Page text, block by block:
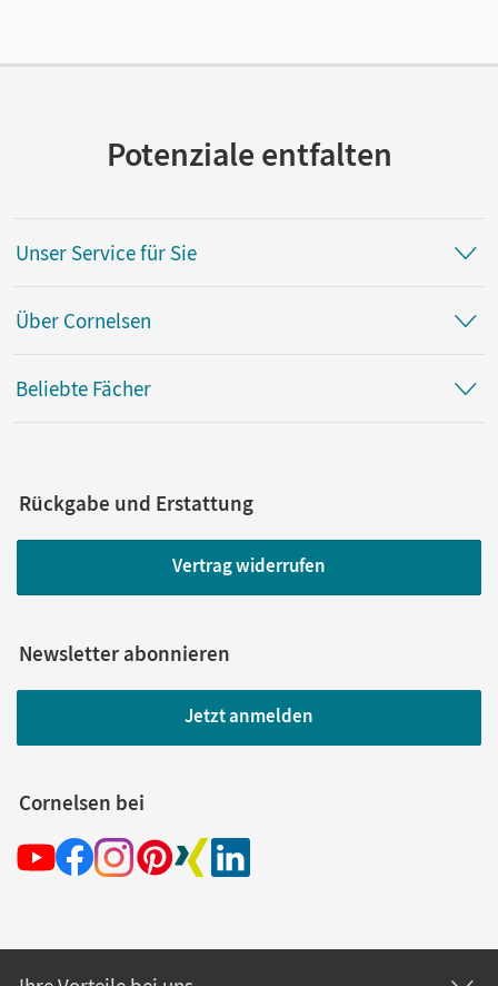
Potenziale entfalten
Unser Service für Sie
Über Cornelsen
Beliebte Fächer
Rückgabe und Erstattung
Vertrag widerrufen
Newsletter abonnieren
Jetzt anmelden
Cornelsen bei